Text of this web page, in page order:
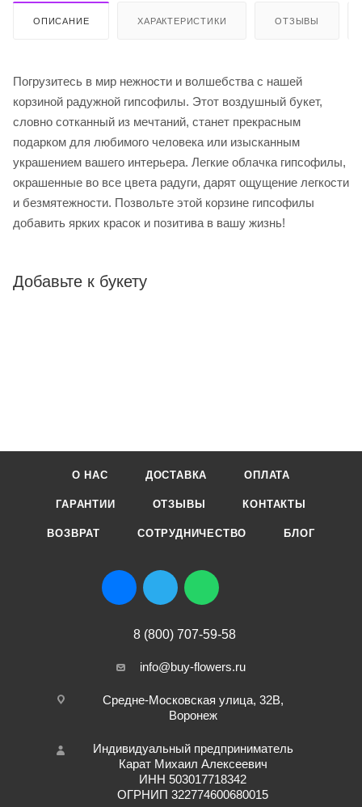
ОПИСАНИЕ ХАРАКТЕРИСТИКИ ОТЗЫВЫ
Погрузитесь в мир нежности и волшебства с нашей
корзиной радужной гипсофилы. Этот воздушный букет,
словно сотканный из мечтаний, станет прекрасным
подарком для любимого человека или изысканным
украшением вашего интерьера. Легкие облачка гипсофилы,
окрашенные во все цвета радуги, дарят ощущение легкости
и безмятежности. Позвольте этой корзине гипсофилы
добавить ярких красок и позитива в вашу жизнь!
Добавьте к букету
О НАС ДОСТАВКА ОПЛАТА
ГАРАНТИИ ОТЗЫВЫ КОНТАКТЫ
ВОЗВРАТ СОТРУДНИЧЕСТВО БЛОГ
8 (800) 707-59-58
info@buy-flowers.ru
Средне-Московская улица, 32В,
Воронеж
Индивидуальный предприниматель
Карат Михаил Алексеевич
ИНН 503017718342
ОГРНИП 322774600680015